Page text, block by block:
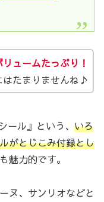
ュームたっぷり！
はたまりませんね♪
ル』という、 いろ
がとじこみ付録とし
魅力的です。
ヌ、サンリオなどと